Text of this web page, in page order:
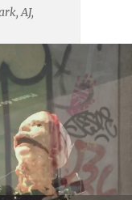
AJ,